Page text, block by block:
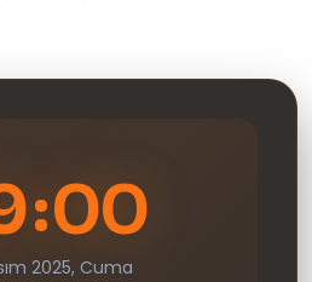
2025, Cuma